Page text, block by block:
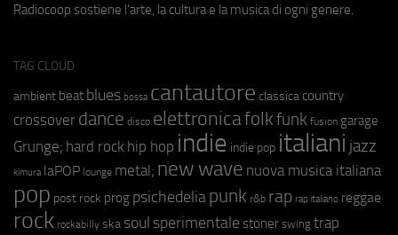
Radiocoop sostiene l'arte, la cultura e la musica di ogni genere.
TAG CLOUD
ambient beat blues bossa cantautore classica country
crossover dance disco elettronicafolkfunk fusion garage
Grunge; hard rock hip hop indie indie pop italiani jazz
kimura laPOP lounge metal; new wave nuova musica italiana
pop post rock prog psichedeliapunk r&b rap rap italiano reggae
rock rockabilly ska soul sperimentale stoner swing trap